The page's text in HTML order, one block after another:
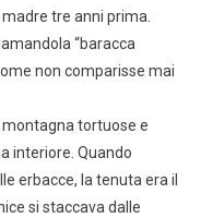
tre anni prima.
“baracca
non comparisse mai
montagna tortuose e
interiore. Quando
erbacce, la tenuta era il
si staccava dalle